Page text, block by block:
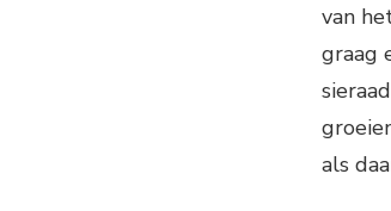
van
graag
als